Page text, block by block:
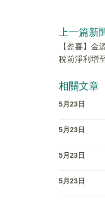
上一篇新
【盈喜】金
稅前淨利增
相關文章
5月23日
5月23日
5月23日
5月23日